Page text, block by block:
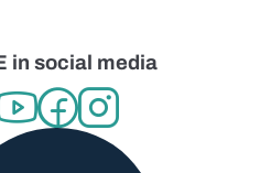
in social media